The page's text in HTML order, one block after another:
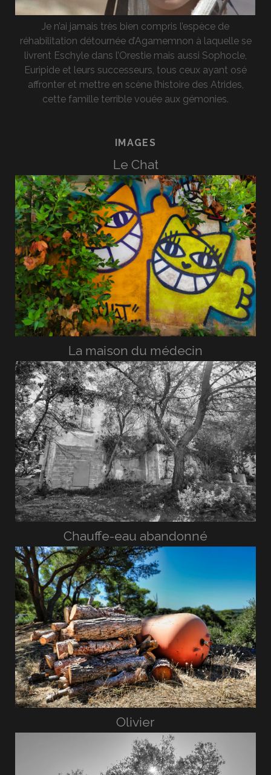
Je n’ai jamais très bien compris l’espèce de
réhabilitation détournée d’Agamemnon à laquelle se
livrent Eschyle dans l’Orestie mais aussi Sophocle,
Euripide et leurs successeurs, tous ceux ayant osé
affronter et mettre en scène l’histoire des Atrides,
cette famille terrible vouée aux gémonies.
IMAGES
Le Chat
La maison du médecin
Chauffe-eau abandonné
Olivier